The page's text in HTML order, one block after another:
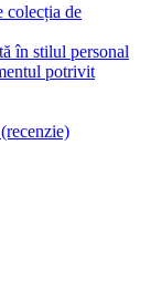
colecția de
în stilul personal
potrivit